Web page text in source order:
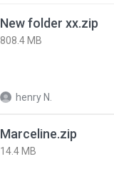
New folder xx.zip
808.4 MB
henry N.
Marceline.zip
14.4 MB